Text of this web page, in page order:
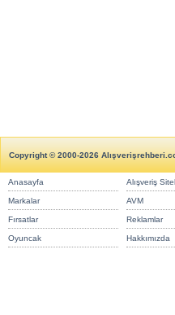
Copyright © 2000-2026
Anasayfa Alışveriş
Markalar AVM
Fırsatlar Reklamlar
Oyuncak Hakkımızda